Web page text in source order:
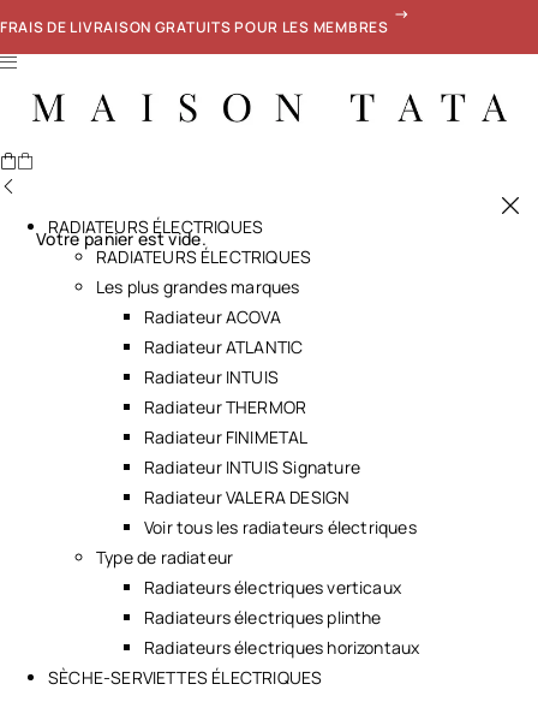
FRAIS DE LIVRAISON GRATUITS POUR LES MEMBRES
Votre panier est vide.
RADIATEURS ÉLECTRIQUES
RADIATEURS ÉLECTRIQUES
Les plus grandes marques
Radiateur ACOVA
Radiateur ATLANTIC
Radiateur INTUIS
Radiateur THERMOR
Radiateur FINIMETAL
Radiateur INTUIS Signature
Radiateur VALERA DESIGN
Voir tous les radiateurs électriques
Type de radiateur
Radiateurs électriques verticaux
Radiateurs électriques plinthe
Radiateurs électriques horizontaux
SÈCHE-SERVIETTES ÉLECTRIQUES